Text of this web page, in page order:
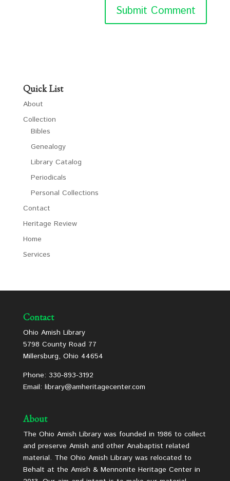
Quick List
About
Collection
Bibles
Genealogy
Library Catalog
Periodicals
Personal Collections
Contact
Heritage Review
Home
Services
Contact
Ohio Amish Library
5798 County Road 77
Millersburg, Ohio 44654
Phone: 330-893-3192
Email: library@amheritagecenter.com
About
The Ohio Amish Library was founded in 1986 to collect
and preserve Amish and other Anabaptist related
material. The Ohio Amish Library was relocated to
Behalt at the Amish & Mennonite Heritage Center in